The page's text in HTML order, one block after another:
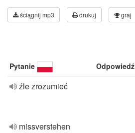
ściągnij mp3 drukuj graj
Pytanie Odpowiedź
źle zrozumieć
missverstehen